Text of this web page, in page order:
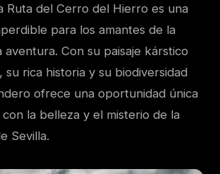
Ruta del Cerro del Hierro es una
para los amantes de la
aventura. Con su paisaje kárstico
su rica historia y su biodiversidad
ofrece una oportunidad única
la belleza y el misterio de la
Sevilla.